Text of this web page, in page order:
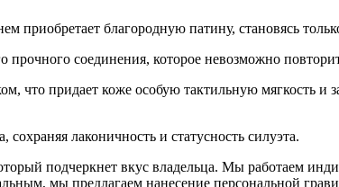
приобретает благородную патину, становясь
соединения, которое невозможно
что придает коже особую тактильную мягкость и
лаконичность и статусность силуэта.
подчеркнет вкус владельца. Мы работаем
мы предлагаем нанесение персональной